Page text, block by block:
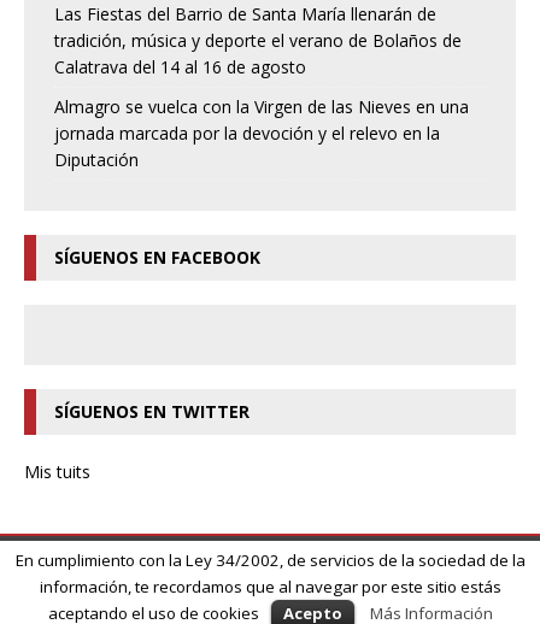
Las Fiestas del Barrio de Santa María llenarán de
tradición, música y deporte el verano de Bolaños de
Calatrava del 14 al 16 de agosto
Almagro se vuelca con la Virgen de las Nieves en una
jornada marcada por la devoción y el relevo en la
Diputación
SÍGUENOS EN FACEBOOK
SÍGUENOS EN TWITTER
Mis tuits
Copyright © 2026 | MH Magazine WordPress Theme byMH Themes
En cumplimiento con la Ley 34/2002, de servicios de la sociedad de la
información, te recordamos que al navegar por este sitio estás
aceptando el uso de cookies
Acepto Más Información